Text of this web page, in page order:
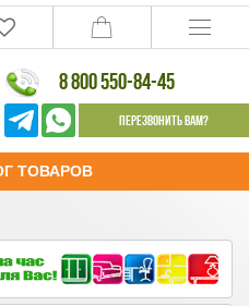
8 800 550-84-45
Перезвонить Вам?
ТОВАРОВ